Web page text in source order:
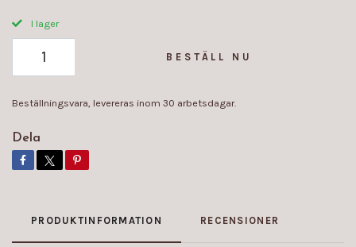
I lager
BESTÄLL NU
Beställningsvara, levereras inom 30 arbetsdagar.
Dela
PRODUKTINFORMATION RECENSIONER